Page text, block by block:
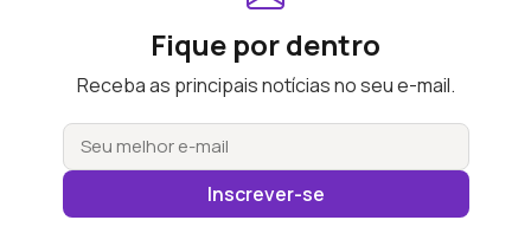
Fique por dentro
Receba as principais notícias no seu e-mail.
Inscrever-se